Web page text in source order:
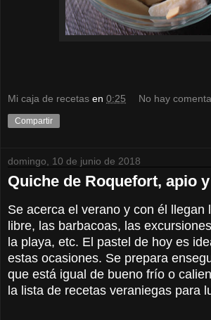
Mi caja de recetas en 0:25 No hay
Compartir
domingo, 10 de junio de 2018
Quiche de Roquefort, apio
Se acerca el verano y con él llegan
libre, las barbacoas, las
la playa, etc. El pastel de hoy es
estas ocasiones. Se prepara
que está igual de bueno frío o
la lista de recetas veraniegas para